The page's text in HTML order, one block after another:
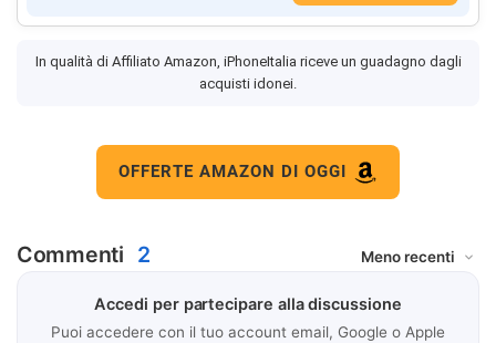
In qualità di Affiliato Amazon, iPhoneItalia riceve un guadagno dagli
acquisti idonei.
OFFERTE AMAZON DI OGGI
Commenti 2
Accedi per partecipare alla discussione
Puoi accedere con il tuo account email, Google o Apple